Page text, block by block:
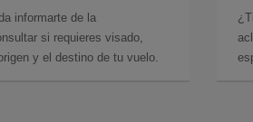
informarte de la
si requieres visado,
y el destino de tu vuelo.